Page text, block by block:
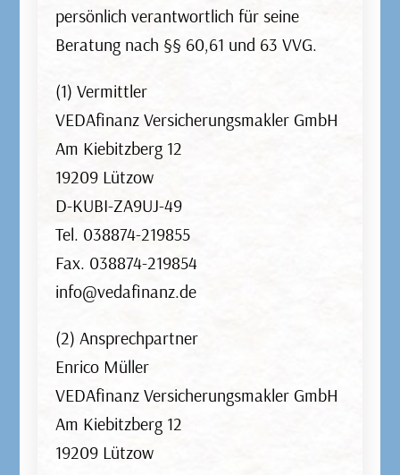
Haftpflichtversicherung
Eine Privathaftpflicht schützt Sie, wenn Sie
anderen Personen oder deren Besitz aus
Versehen einen Schaden zufügen. Mit einer
Privathaftpflicht sind Sie bei Personen-, Sach-
oder Vermögensschäden abgesichert. Denn wer
anderen Schaden zufügt, ist laut Gesetz
grundsätzlich verpflichtet, diesen zu ersetzen.
KfZ-Versicherung
persönlich verantwortlich für seine
Beratung nach §§ 60,61 und 63 VVG.
(1) Vermittler
VEDAfinanz Versicherungsmakler GmbH
Am Kiebitzberg 12
19209 Lützow
D-KUBI-ZA9UJ-49
Tel. 038874-219855
Fax. 038874-219854
info@vedafinanz.de
(2) Ansprechpartner
Enrico Müller
VEDAfinanz Versicherungsmakler GmbH
Am Kiebitzberg 12
19209 Lützow